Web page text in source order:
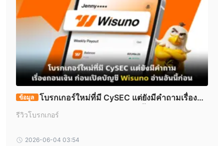
และสกุลเงิน
ในเรื่องค่าคอมมิชั่น WisunoFX คิดค่าใช้จ่ายให้กับผู้ใช้บัญชี ECN
ต่อคำสั่ง
แพลตฟอร์มการเทรด
WisunoFX มีMT4และMT5เป็นแพลตฟอร์มการเทรด
MT4 ย่อมาจาก MetaTrader 4 เป็นแพลตฟอร์มการเทรดอิเล็กทรอนิกส์
ที่ใช้กันอย่างแพร่หลาย ปล่อยตลาดในปี 2005 และตั้งแต่นั้นก็กลาย
เป็นหนึ่งในแพลตฟอร์มยอดนิยมสำหรับการเทรดฟอเร็กซ์และการเทรด
CFD (Contract for Difference) โดยเฉพาะอย่างยิ่งในกลุ่มนักเทรด
MT5 เป็นตัวแทนของ MT4 มันมีชุดคุณสมบัติที่ครอบคลุมมากกว่า
ข้อมูล
โบรกเกอร์ใหม่ที่มี CySEC แต่ยังมีคำถามเรื่องถอ
นเงิน ก่อนเปิดบัญชี Wisuno อ่านอันนี้ก่อน
รีวิวโบรกเกอร์
2026-06-04 03:54